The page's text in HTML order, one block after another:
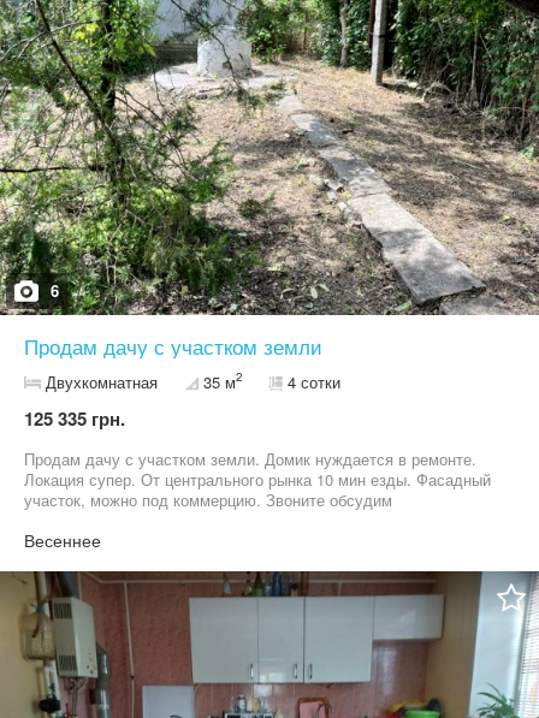
6
Продам дачу с участком земли
Двухкомнатная 35 м2 4 сотки
125 335 грн.
Продам дачу с участком земли. Домик нуждается в ремонте.
Локация супер. От центрального рынка 10 мин езды. Фасадный
участок, можно под коммерцию. Звоните обсудим
Весеннее